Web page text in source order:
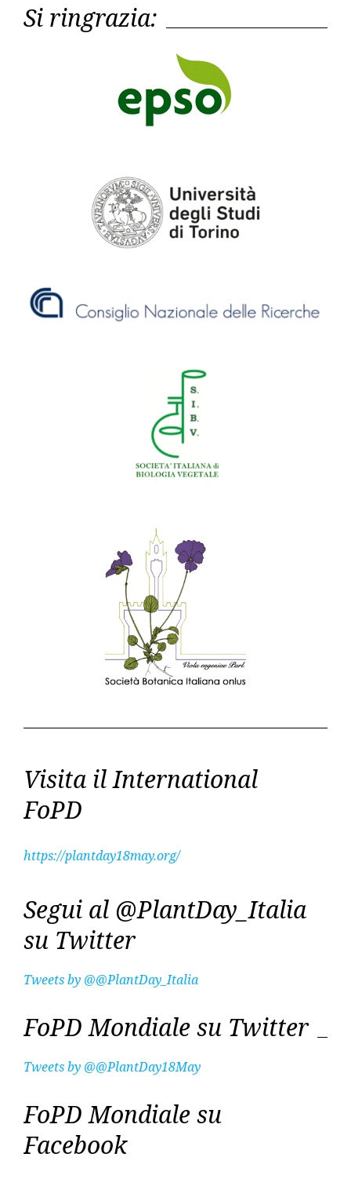
Si ringrazia:
Visita il International
FoPD
https://plantday18may.org/
Segui al @PlantDay_Italia
su Twitter
Tweets by @@PlantDay_Italia
FoPD Mondiale su Twitter
Tweets by @@PlantDay18May
FoPD Mondiale su
Facebook